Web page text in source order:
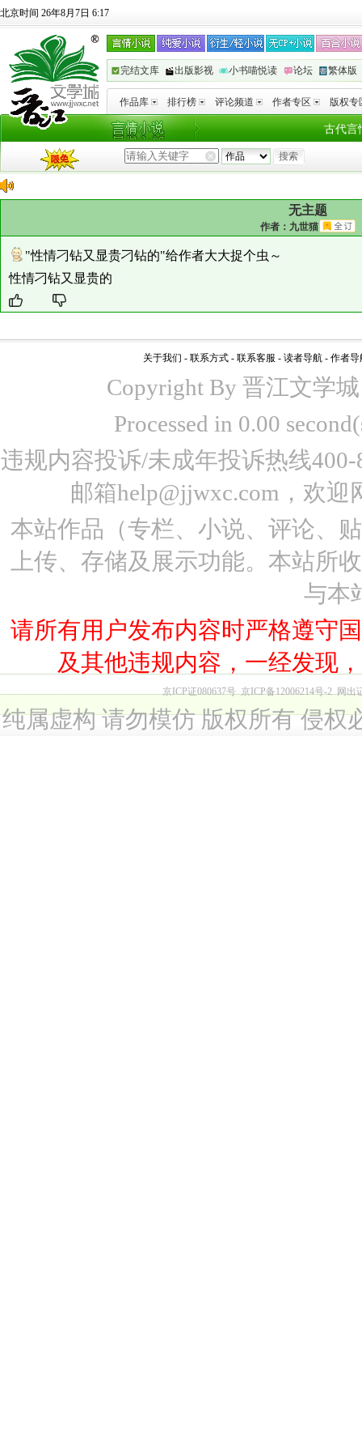
北京时间 26年8月7日 6:17
完结文库 出版影视 小书喵悦读 论坛 繁体版
作品库 排行榜 评论频道 作者专区 版权专
古代言
无主题
作者： 九世猫
"性情刁钻又显贵刁钻的"给作者大大捉个虫～
性情刁钻又显贵的
关于我们 - 联系方式 - 联系客服 - 读者导航 - 作者导
Copyright By 晋江文学
Processed in 0.00
违规内容投诉/未成年投诉热线
邮箱help@jjwxc.com，欢
本站作品（专栏、小说、评论、
上传、存储及展示功能。本站所
与本
请所有用户发布内容时严格遵守
及其他违规内容，一经发现
京ICP证080637号 京ICP备12006214号-2 网出
纯属虚构 请勿模仿 版权所有 侵权